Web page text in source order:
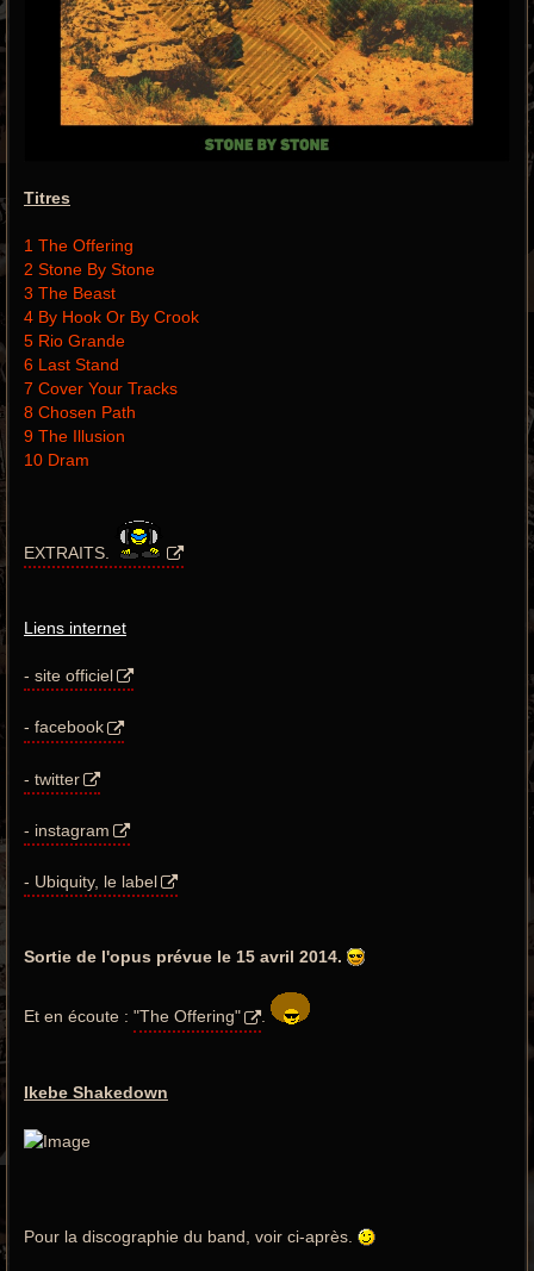
Titres
1 The Offering
2 Stone By Stone
3 The Beast
4 By Hook Or By Crook
5 Rio Grande
6 Last Stand
7 Cover Your Tracks
8 Chosen Path
9 The Illusion
10 Dram
EXTRAITS.
Liens internet
- site officiel
- facebook
- twitter
- instagram
- Ubiquity, le label
Sortie de l'opus prévue le 15 avril 2014.
Et en écoute : "The Offering" .
Ikebe Shakedown
Pour la discographie du band, voir ci-après.